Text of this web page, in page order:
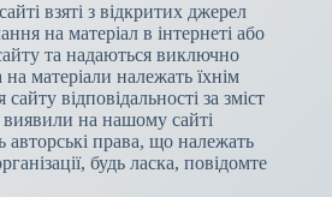
взяті з відкритих джерел
на матеріал в інтернеті або
та надаються виключно
матеріали належать їхнім
відповідальності за зміст
на нашому сайті
авторські права, що належать
будь ласка, повідомте